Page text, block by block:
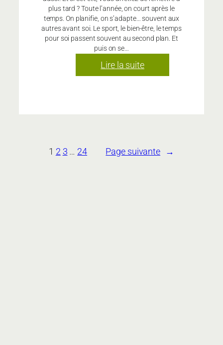
plus tard ? Toute l’année, on court après le
temps. On planifie, on s’adapte… souvent aux
autres avant soi. Le sport, le bien-être, le temps
pour soi passent souvent au second plan. Et
puis on se…
Lire la suite:
Juillet
1 2 3 … 24 Page suivante →